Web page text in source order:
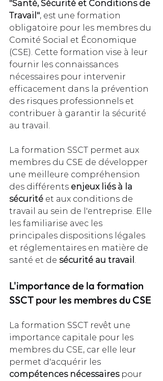
"Santé, Sécurité et Conditions de
Travail", est une formation
obligatoire pour les membres du
Comité Social et Économique
(CSE). Cette formation vise à leur
fournir les connaissances
nécessaires pour intervenir
efficacement dans la prévention
des risques professionnels et
contribuer à garantir la sécurité
au travail.
La formation SSCT permet aux
membres du CSE de développer
une meilleure compréhension
des différents enjeux liés à la
sécurité et aux conditions de
travail au sein de l'entreprise. Elle
les familiarise avec les
principales dispositions légales
et réglementaires en matière de
santé et de sécurité au travail .
L'importance de la formation
SSCT pour les membres du CSE
La formation SSCT revêt une
importance capitale pour les
membres du CSE, car elle leur
permet d'acquérir les
compétences nécessaires pour